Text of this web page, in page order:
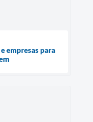
empresas para